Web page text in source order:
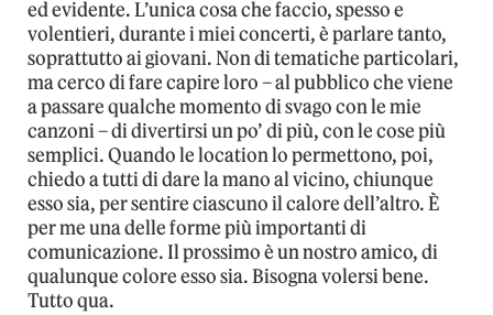
ed evidente. L’unica cosa che faccio, spesso e
volentieri, durante i miei concerti, è parlare tanto,
soprattutto ai giovani. Non di tematiche particolari,
ma cerco di fare capire loro – al pubblico che viene
a passare qualche momento di svago con le mie
canzoni – di divertirsi un po’ di più, con le cose più
semplici. Quando le location lo permettono, poi,
chiedo a tutti di dare la mano al vicino, chiunque
esso sia, per sentire ciascuno il calore dell’altro. È
per me una delle forme più importanti di
comunicazione. Il prossimo è un nostro amico, di
qualunque colore esso sia. Bisogna volersi bene.
Tutto qua.